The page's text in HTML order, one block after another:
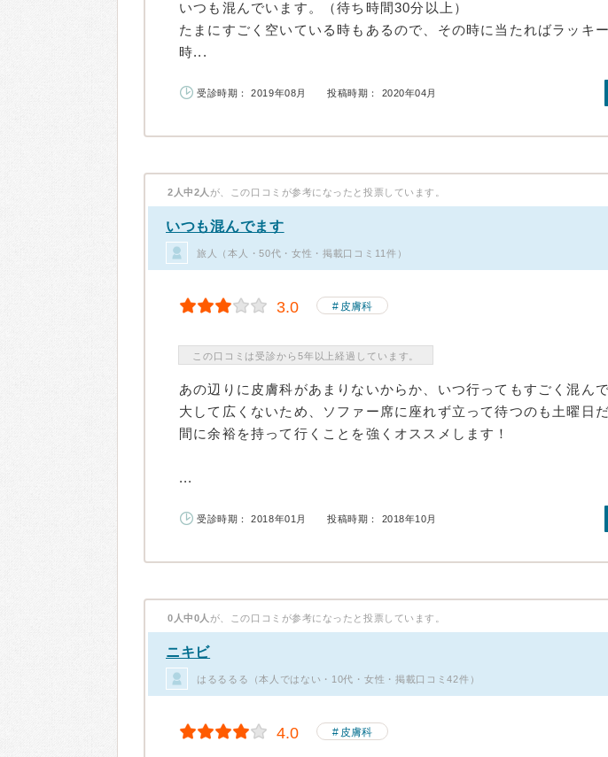
いつも混んでいます。（待ち時間30分以上）
たまにすごく空いている時もあるので、その時に当たればラッキ
時...
受診時期： 2019年08月 投稿時期： 2020年04月
2人中2人 が、この口コミが参考になったと投票しています。
いつも混んでます
旅人（本人・50代・女性・掲載口コミ11件）
3.0 皮膚科
この口コミは受診から5年以上経過しています。
あの辺りに皮膚科があまりないからか、いつ行ってもすごく混ん
大して広くないため、ソファー席に座れず立って待つのも土曜日
間に余裕を持って行くことを強くオススメします！
...
受診時期： 2018年01月 投稿時期： 2018年10月
0人中0人 が、この口コミが参考になったと投票しています。
ニキビ
はるるるる（本人ではない・10代・女性・掲載口コミ42件）
4.0 皮膚科